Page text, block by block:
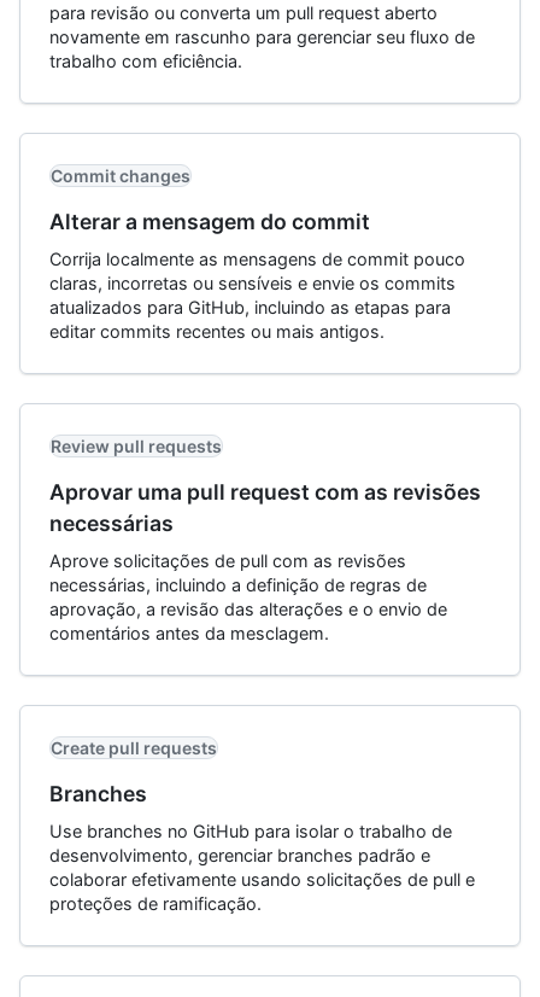
para revisão ou converta um pull request aberto
novamente em rascunho para gerenciar seu fluxo de
trabalho com eficiência.
Commit changes
Alterar a mensagem do commit
Corrija localmente as mensagens de commit pouco
claras, incorretas ou sensíveis e envie os commits
atualizados para GitHub, incluindo as etapas para
editar commits recentes ou mais antigos.
Review pull requests
Aprovar uma pull request com as revisões
necessárias
Aprove solicitações de pull com as revisões
necessárias, incluindo a definição de regras de
aprovação, a revisão das alterações e o envio de
comentários antes da mesclagem.
Create pull requests
Branches
Use branches no GitHub para isolar o trabalho de
desenvolvimento, gerenciar branches padrão e
colaborar efetivamente usando solicitações de pull e
proteções de ramificação.